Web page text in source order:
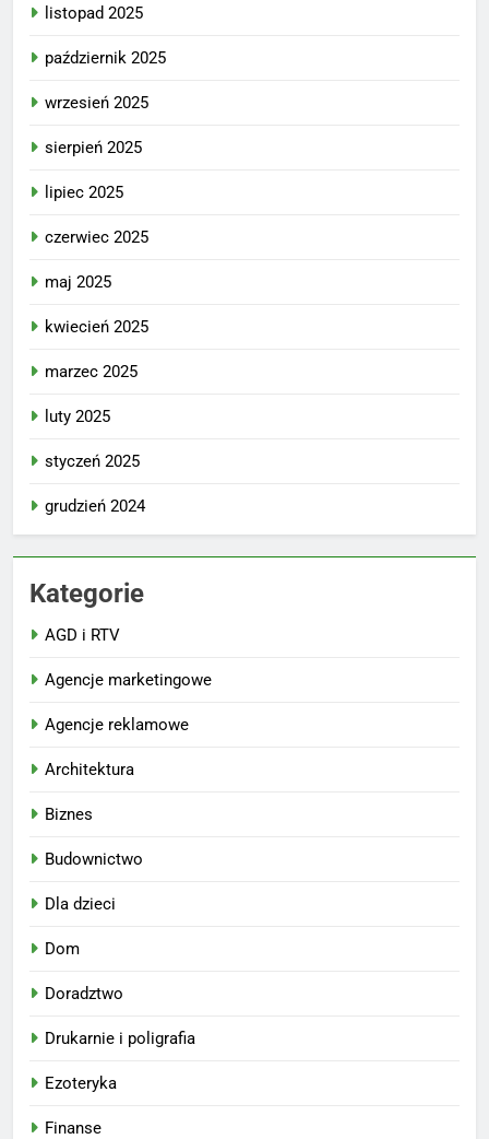
listopad 2025
październik 2025
wrzesień 2025
sierpień 2025
lipiec 2025
czerwiec 2025
maj 2025
kwiecień 2025
marzec 2025
luty 2025
styczeń 2025
grudzień 2024
Kategorie
AGD i RTV
Agencje marketingowe
Agencje reklamowe
Architektura
Biznes
Budownictwo
Dla dzieci
Dom
Doradztwo
Drukarnie i poligrafia
Ezoteryka
Finanse